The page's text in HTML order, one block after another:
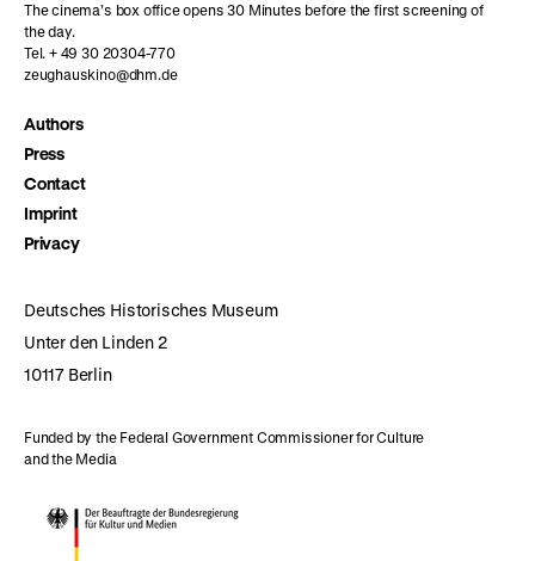
The cinema’s box office opens 30 Minutes before the first screening of
the day.
Tel. + 49 30 20304-770
zeughauskino@dhm.de
Authors
Press
Contact
Imprint
Privacy
Deutsches Historisches Museum
Unter den Linden 2
10117 Berlin
Funded by the Federal Government Commissioner for Culture
and the Media